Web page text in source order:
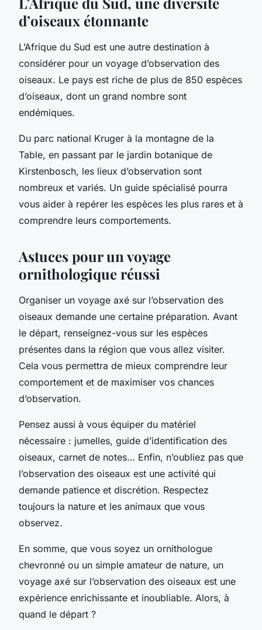
d’oiseaux étonnante
L’Afrique du Sud est une autre destination à
considérer pour un voyage d’observation des
oiseaux. Le pays est riche de plus de 850 espèces
d’oiseaux, dont un grand nombre sont
endémiques.
Du parc national Kruger à la montagne de la
Table, en passant par le jardin botanique de
Kirstenbosch, les lieux d’observation sont
nombreux et variés. Un guide spécialisé pourra
vous aider à repérer les espèces les plus rares et à
comprendre leurs comportements.
Astuces pour un voyage
ornithologique réussi
Organiser un voyage axé sur l’observation des
oiseaux demande une certaine préparation. Avant
le départ, renseignez-vous sur les espèces
présentes dans la région que vous allez visiter.
Cela vous permettra de mieux comprendre leur
comportement et de maximiser vos chances
d’observation.
Pensez aussi à vous équiper du matériel
nécessaire : jumelles, guide d’identification des
oiseaux, carnet de notes… Enfin, n’oubliez pas que
l’observation des oiseaux est une activité qui
demande patience et discrétion. Respectez
toujours la nature et les animaux que vous
observez.
En somme, que vous soyez un ornithologue
chevronné ou un simple amateur de nature, un
voyage axé sur l’observation des oiseaux est une
expérience enrichissante et inoubliable. Alors, à
quand le départ ?